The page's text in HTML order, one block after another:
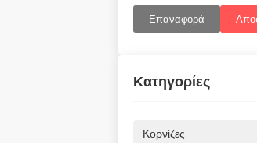
Επαναφορά
Κατηγορίες
Κορνίζες